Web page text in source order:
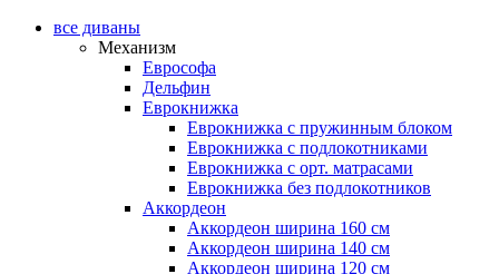
все диваны
Механизм
Еврософа
Дельфин
Еврокнижка
Еврокнижка с пружинным блоком
Еврокнижка с подлокотниками
Еврокнижка с орт. матрасами
Еврокнижка без подлокотников
Аккордеон
Аккордеон ширина 160 см
Аккордеон ширина 140 см
Аккордеон ширина 120 см